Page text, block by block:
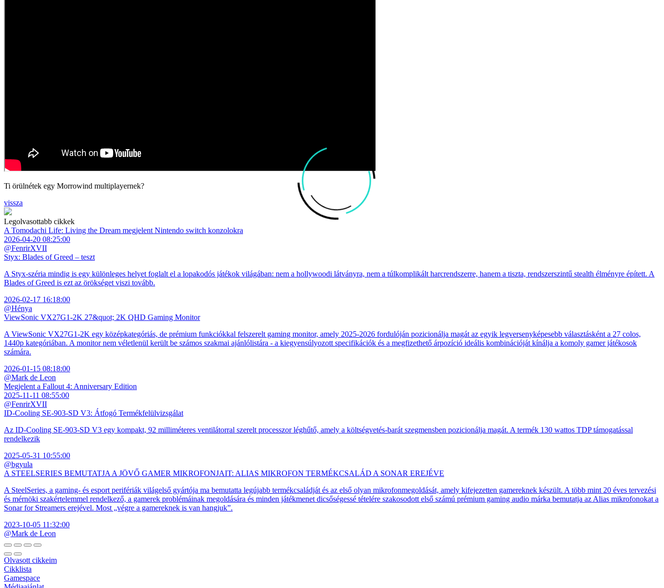
Ti örülnétek egy Morrowind multiplayernek?
vissza
Legolvasottabb cikkek
A Tomodachi Life: Living the Dream megjelent Nintendo switch konzolokra
2026-04-20 08:25:00
@FenrirXVII
Styx: Blades of Greed – teszt
A Styx-széria mindig is egy különleges helyet foglalt el a lopakodós játékok világában: nem a hollywoodi látványra, nem a túlkomplikált harcrendszerre, hanem a tiszta, rendszerszintű stealth élményre épített. A
Blades of Greed is ezt az örökséget viszi tovább.
2026-02-17 16:18:00
@Hénya
ViewSonic VX27G1-2K 27&quot; 2K QHD Gaming Monitor
A ViewSonic VX27G1-2K egy középkategóriás, de prémium funkciókkal felszerelt gaming monitor, amely 2025-2026 fordulóján pozicionálja magát az egyik legversenyképesebb választásként a 27 colos,
1440p kategóriában. A monitor nem véletlenül került be számos szakmai ajánlólistára - a kiegyensúlyozott specifikációk és a megfizethető árpozíció ideális kombinációját kínálja a komoly gamer játékosok
számára.
2026-01-15 08:18:00
@Mark de Leon
Megjelent a Fallout 4: Anniversary Edition
2025-11-11 08:55:00
@FenrirXVII
ID-Cooling SE-903-SD V3: Átfogó Termékfelülvizsgálat
Az ID-Cooling SE-903-SD V3 egy kompakt, 92 milliméteres ventilátorral szerelt processzor léghűtő, amely a költségvetés-barát szegmensben pozicionálja magát. A termék 130 wattos TDP támogatással
rendelkezik
2025-05-31 10:55:00
@bgyula
A STEELSERIES BEMUTATJA A JÖVŐ GAMER MIKROFONJAIT: ALIAS MIKROFON TERMÉKCSALÁD A SONAR EREJÉVE
A SteelSeries, a gaming- és esport perifériák világelső gyártója ma bemutatta legújabb termékcsaládját és az első olyan mikrofonmegoldását, amely kifejezetten gamereknek készült. A több mint 20 éves tervezési
és mérnöki szakértelemmel rendelkező, a gamerek problémáinak megoldására és minden játékmenet dicsőségessé tételére szakosodott első számú prémium gaming audio márka bemutatja az Alias mikrofonokat a
Sonar for Streamers erejével. Most „végre a gamereknek is van hangjuk”.
2023-10-05 11:32:00
@Mark de Leon
Olvasott cikkeim
Cikklista
Gamespace